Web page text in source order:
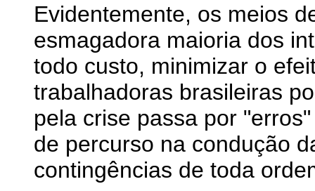
Evidentemente, os meios
esmagadora maioria dos
todo custo, minimizar o
trabalhadoras brasileiras
pela crise passa por
de percurso na condução
contingências de toda